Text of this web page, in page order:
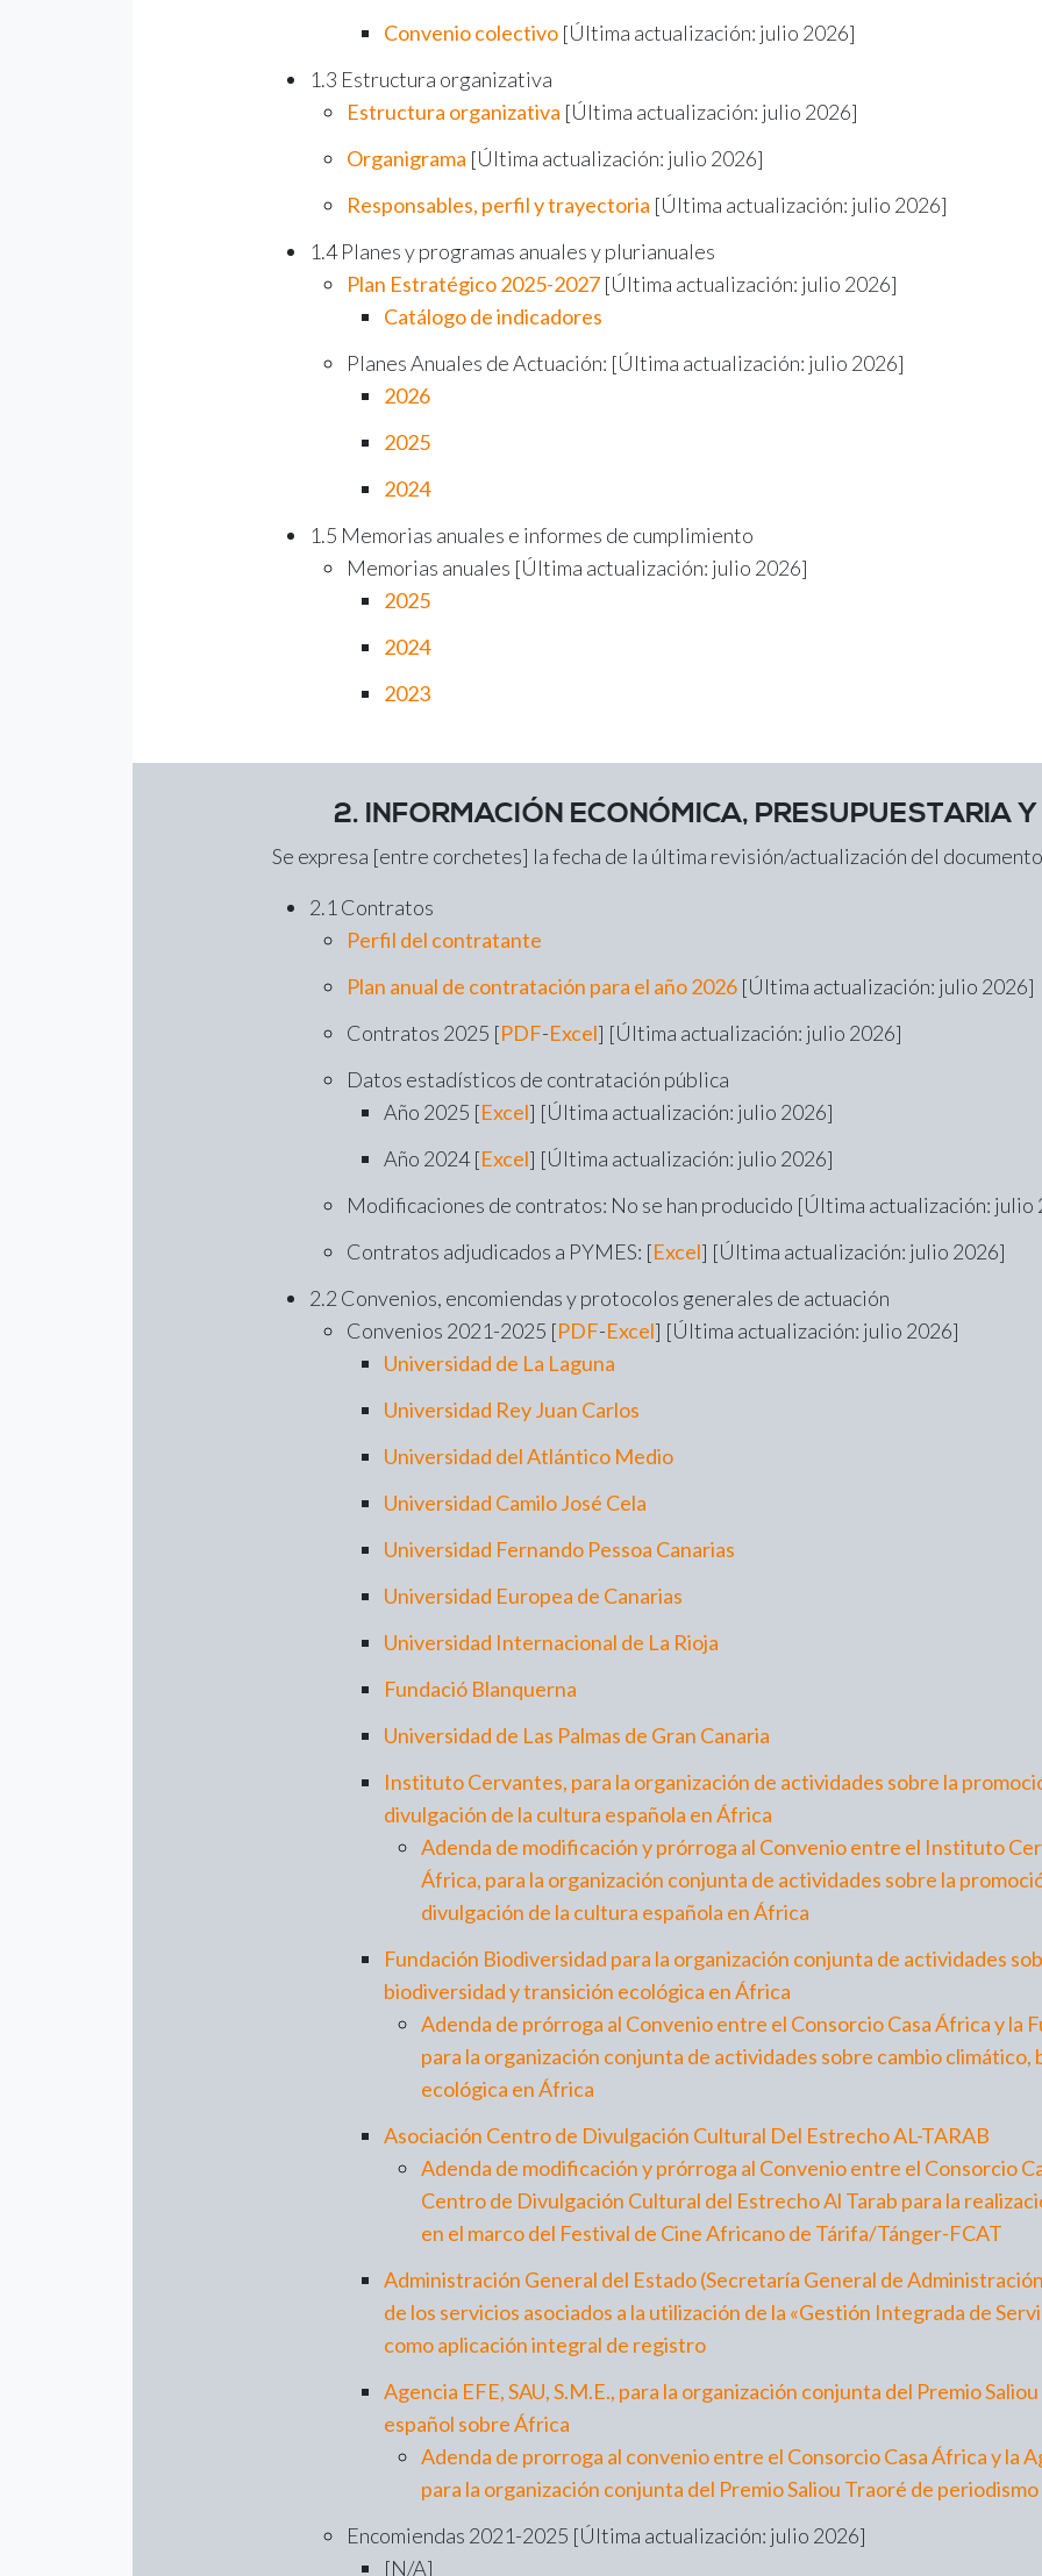
Convenio colectivo [Última actualización: julio 2026]
1.3 Estructura organizativa
Estructura organizativa [Última actualización: julio 2026]
Organigrama [Última actualización: julio 2026]
Responsables, perfil y trayectoria [Última actualización: julio 2026]
1.4 Planes y programas anuales y plurianuales
Plan Estratégico 2025-2027 [Última actualización: julio 2026]
Catálogo de indicadores
Planes Anuales de Actuación: [Última actualización: julio 2026]
2026
2025
2024
1.5 Memorias anuales e informes de cumplimiento
​Memorias anuales [Última actualización: julio 2026]
2025
2024
2023
2. INFORMACIÓN ECONÓMICA, PRESUPUESTARIA
Se expresa [entre corchetes] la fecha de la última revisión/actualización del documento
2.1 Contratos
Perfil del contratante
Plan anual de contratación para el año 2026 [Última actualización: julio 2026]
Contratos 2025 [PDF-Excel] [Última actualización: julio 2026]
Datos estadísticos de contratación pública
Año 2025 [Excel] [Última actualización: julio 2026]
Año 2024 [Excel] [Última actualización: julio 2026]
Modificaciones de contratos: No se han producido [Última actualización: julio
Contratos adjudicados a PYMES: [Excel] [Última actualización: julio 2026]
2.2 Convenios, encomiendas y protocolos generales de actuación
Convenios 2021-2025 [PDF-Excel] [Última actualización: julio 2026]
Universidad de La Laguna
Universidad Rey Juan Carlos
Universidad del Atlántico Medio
Universidad Camilo José Cela
Universidad Fernando Pessoa Canarias
Universidad Europea de Canarias
Universidad Internacional de La Rioja
Fundació Blanquerna
Universidad de Las Palmas de Gran Canaria
Instituto Cervantes, para la organización de actividades sobre la
divulgación de la cultura española en África
Adenda de modificación y prórroga al Convenio entre el Instituto
África, para la organización conjunta de actividades sobre la
divulgación de la cultura española en África
Fundación Biodiversidad para la organización conjunta de actividades
biodiversidad y transición ecológica en África
Adenda de prórroga al Convenio entre el Consorcio Casa África y la
para la organización conjunta de actividades sobre cambio
ecológica en África
Asociación Centro de Divulgación Cultural Del Estrecho AL-TARAB
Adenda de modificación y prórroga al Convenio entre el Consorcio
Centro de Divulgación Cultural del Estrecho Al Tarab para la
en el marco del Festival de Cine Africano de Tárifa/Tánger-FCAT
Administración General del Estado (Secretaría General de
de los servicios asociados a la utilización de la «Gestión Integrada de
como aplicación integral de registro
Agencia EFE, SAU, S.M.E., para la organización conjunta del Premio
español sobre África
Adenda de prorroga al convenio entre el Consorcio Casa África y la
para la organización conjunta del Premio Saliou Traoré de
Encomiendas 2021-2025 [Última actualización: julio 2026]
[N/A]